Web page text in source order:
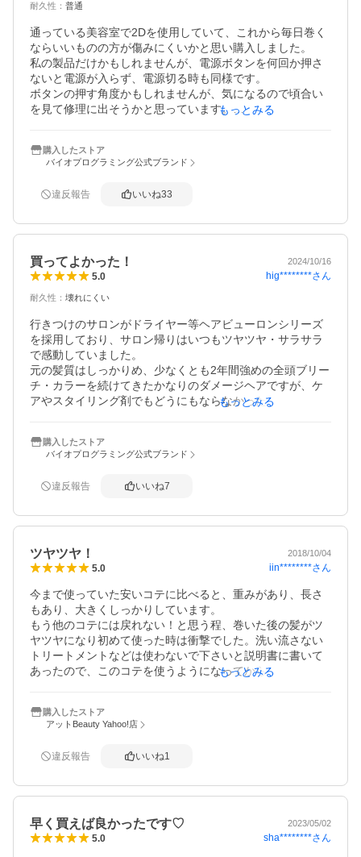
で巻くとgood。大満足出来る逸品！
耐久性 ： 普通
通っている美容室で2Dを使用していて、これから毎日巻く
ならいいものの方が傷みにくいかと思い購入しました。
私の製品だけかもしれませんが、電源ボタンを何回か押さ
ないと電源が入らず、電源切る時も同様です。
ボタンの押す角度かもしれませんが、気になるので頃合い
を見て修理に出そうかと思っています。
とはいえまだ一ヶ月でもありますので、今後も使い続けて
様子を見て行きたいと思います。
けしかしていないのでそれ以外の場合はわかりませんが。
があって怪しいですが（笑）、モノはいいと思います。
もっとみる
購入したストア
バイオプログラミング公式ブランド
違反報告 いいね33
買ってよかった！ 2024/10/16
5.0 hig********さん
耐久性 ： 壊れにくい
行きつけのサロンがドライヤー等ヘアビューロンシリーズ
を採用しており、サロン帰りはいつもツヤツヤ・サラサラ
で感動していました。
元の髪質はしっかりめ、少なくとも2年間強めの全頭ブリー
チ・カラーを続けてきたかなりのダメージヘアですが、ケ
アやスタイリング剤でもどうにもならなかった広がりや、
の仕上がりが納得でき髪がサラツヤで気分もアガるので買
って良かったです。
最近の温度の上がるスピードや本体の軽さに慣れている
もっとみる
購入したストア
バイオプログラミング公式ブランド
違反報告 いいね7
ツヤツヤ！ 2018/10/04
5.0 iin********さん
今まで使っていた安いコテに比べると、重みがあり、長さ
もあり、大きくしっかりしています。
もう他のコテには戻れない！と思う程、巻いた後の髪がツ
ヤツヤになり初めて使った時は衝撃でした。洗い流さない
トリートメントなどは使わないで下さいと説明書に書いて
あったので、このコテを使うようになってからは使ってい
そ大切に壊さないように、。と丁寧に使っているので買っ
て満足しています。ただ、こちらのサイトで購入すると保
もっとみる
購入したストア
アットBeauty Yahoo!店
違反報告 いいね1
早く買えば良かったです♡ 2023/05/02
5.0 sha********さん